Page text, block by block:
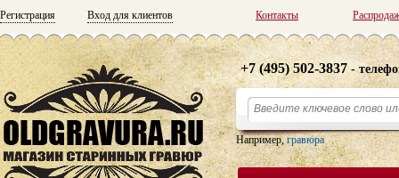
Регистрация Вход для клиентов Контакты
+7 (495) 502-3837 -
Например,гравюра